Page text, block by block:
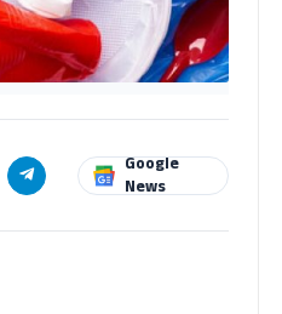
Google
News